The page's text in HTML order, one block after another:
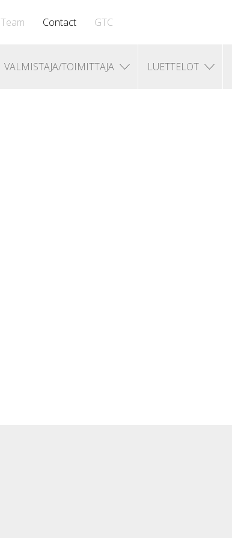
Team Contact GTC
VALMISTAJA/TOIMITTAJA LUETTELOT